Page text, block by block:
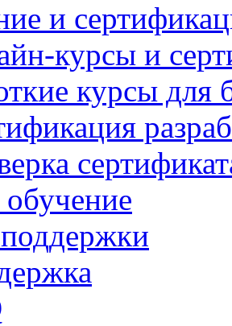
и
курсы и
курсы для